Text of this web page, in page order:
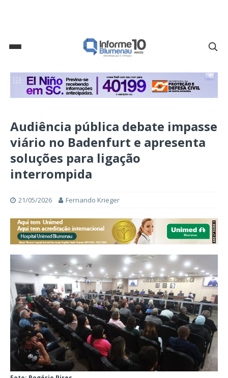
Audiência pública debate impasse
viário no Badenfurt e apresenta
soluções para ligação
interrompida
21/05/2026 Fernando Krieger